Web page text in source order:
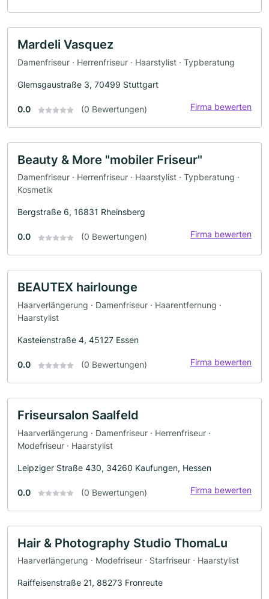
Mardeli Vasquez
Damenfriseur · Herrenfriseur · Haarstylist · Typberatung
Glemsgaustraße 3, 70499 Stuttgart
0.0 (0 Bewertungen) Firma bewerten
Beauty & More "mobiler Friseur"
Damenfriseur · Herrenfriseur · Haarstylist · Typberatung ·
Kosmetik
Bergstraße 6, 16831 Rheinsberg
0.0 (0 Bewertungen) Firma bewerten
BEAUTEX hairlounge
Haarverlängerung · Damenfriseur · Haarentfernung ·
Haarstylist
Kasteienstraße 4, 45127 Essen
0.0 (0 Bewertungen) Firma bewerten
Friseursalon Saalfeld
Haarverlängerung · Damenfriseur · Herrenfriseur ·
Modefriseur · Haarstylist
Leipziger Straße 430, 34260 Kaufungen, Hessen
0.0 (0 Bewertungen) Firma bewerten
Hair & Photography Studio ThomaLu
Haarverlängerung · Modefriseur · Starfriseur · Haarstylist
Raiffeisenstraße 21, 88273 Fronreute